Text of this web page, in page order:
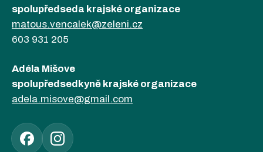
spolupředseda krajské organizace
matous.vencalek@zeleni.cz
603 931 205
Adéla Mišove
spolupředsedkyně krajské organizace
adela.misove@gmail.com